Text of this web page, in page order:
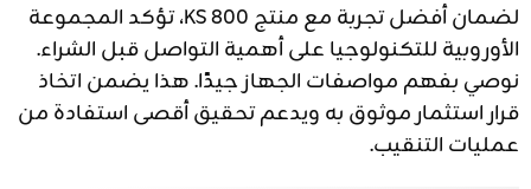
لضمان أفضل تجربة مع منتج KS 800، تؤكد المجموعة
الأوروبية للتكنولوجيا على أهمية التواصل قبل الشراء.
نوصي بفهم مواصفات الجهاز جيدًا. هذا يضمن اتخاذ
قرار استثمار موثوق به ويدعم تحقيق أقصى استفادة من
عمليات التنقيب.